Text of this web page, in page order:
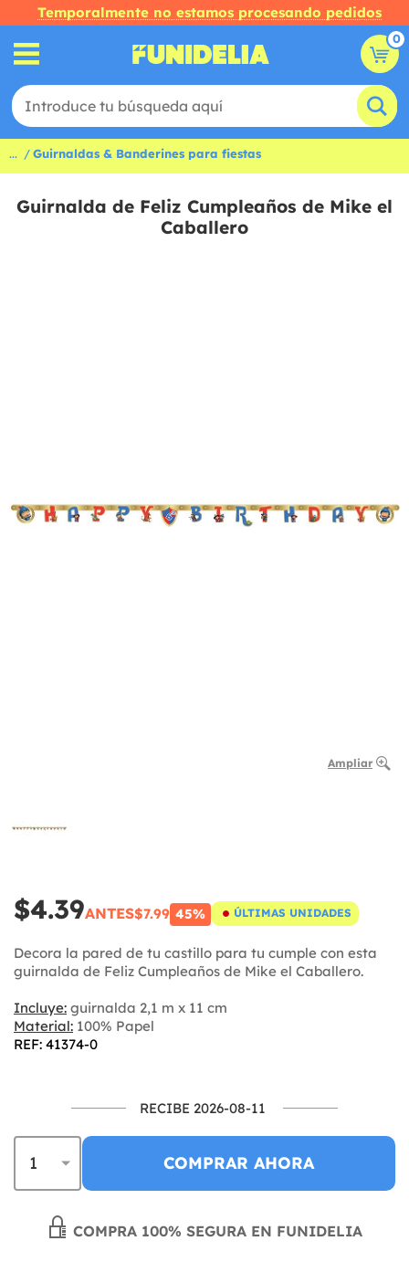
Temporalmente no estamos procesando pedidos
0
... Guirnaldas & Banderines para fiestas
Guirnalda de Feliz Cumpleaños de Mike el
Caballero
Ampliar
$4.39ANTES$7.99 45% ÚLTIMAS UNIDADES
Decora la pared de tu castillo para tu cumple con esta
guirnalda de Feliz Cumpleaños de Mike el Caballero.
Incluye: guirnalda 2,1 m x 11 cm
Material: 100% Papel
REF: 41374-0
RECIBE 2026-08-11
COMPRAR AHORA
COMPRA 100% SEGURA EN FUNIDELIA